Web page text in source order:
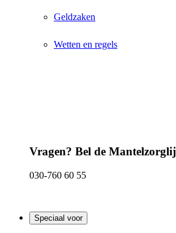
Geldzaken
Wetten en regels
Vragen? Bel de
030-760 60 55
Speciaal voor